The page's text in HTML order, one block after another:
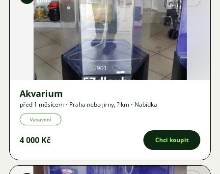
Obrázek
901
Akvarium
před 1 měsícem • Praha nebo jirny,? km • Nabídka
Vybavení
4 000 Kč Chci koupit